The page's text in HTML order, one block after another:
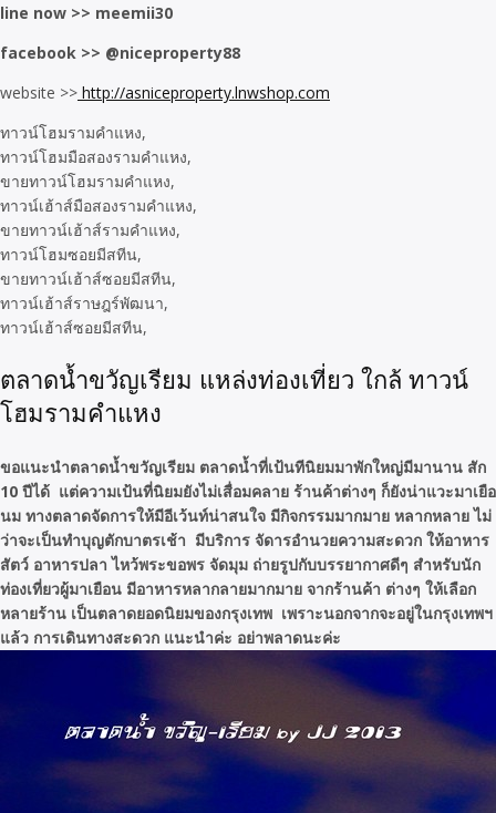
line now >> meemii30
facebook >> @niceproperty88
website >> http://asniceproperty.lnwshop.com
ทาวน์โฮมรามคำแหง,
ทาวน์โฮมมือสองรามคำแหง,
ขายทาวน์โฮมรามคำแหง,
ทาวน์เฮ้าส์มือสองรามคำแหง,
ขายทาวน์เฮ้าส์รามคำแหง,
ทาวน์โฮมซอยมีสทีน,
ขายทาวน์เฮ้าส์ซอยมีสทีน,
ทาวน์เฮ้าส์ราษฎร์พัฒนา,
ทาวน์เฮ้าส์ซอยมีสทีน,
ตลาดน้ำขวัญเรียม แหล่งท่องเที่ยว ใกล้ ทาวน์
โฮมรามคำแหง
ขอแนะนำตลาดน้ำขวัญเรียม ตลาดน้ำที่เป้นทีนิยมมาพักใหญ่มีมานาน สัก
10 ปีได้ แต่ความเป้นที่นิยมยังไม่เสื่อมคลาย ร้านค้าต่างๆ ก็ยังน่าแวะมาเยือ
นม ทางตลาดจัดการให้มีอีเว้นท์น่าสนใจ มีกิจกรรมมากมาย หลากหลาย ไม่
ว่าจะเป็นทำบุญตักบาตรเช้า มีบริการ จัดารอำนวยความสะดวก ให้อาหาร
สัตว์ อาหารปลา ไหว้พระขอพร จัดมุม ถ่ายรูปกับบรรยากาศดีๆ สำหรับนัก
ท่องเที่ยวผู้มาเยือน มีอาหารหลากลายมากมาย จากร้านค้า ต่างๆ ให้เลือก
หลายร้าน เป็นตลาดยอดนิยมของกรุงเทพ เพราะนอกจากจะอยู่ในกรุงเทพฯ
แล้ว การเดินทางสะดวก แนะนำค่ะ อย่าพลาดนะค่ะ